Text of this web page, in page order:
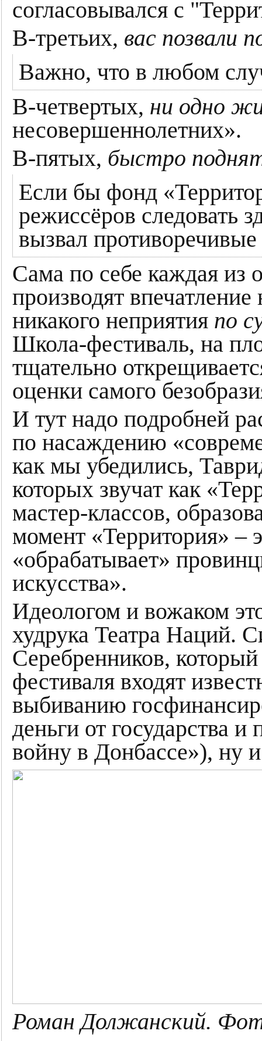
согласовывался с
В-третьих, вас позвали
Важно, что в любом
В-четвертых, ни одно
несовершеннолетних».
В-пятых, быстро
Если бы фонд
режиссёров следовать
вызвал
Сама по себе каждая из
производят
никакого неприятия по
Школа-фестиваль, на
тщательно
оценки самого
И тут надо подробней
по насаждению
как мы убедились,
которых звучат как
мастер-классов,
момент «Территория» –
«обрабатывает»
искусства».
Идеологом и вожаком
худрука Театра Наций.
Серебренников,
фестиваля входят
выбиванию
деньги от государства
войну в Донбассе»), ну
Роман Должанский.